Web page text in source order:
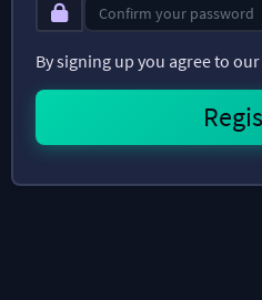
By signing up you agree to our